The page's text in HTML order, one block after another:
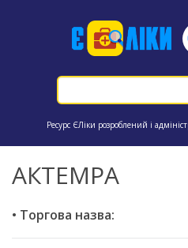
Ресурс ЄЛіки розроблений і
АКТЕМРА
• Торгова назва: